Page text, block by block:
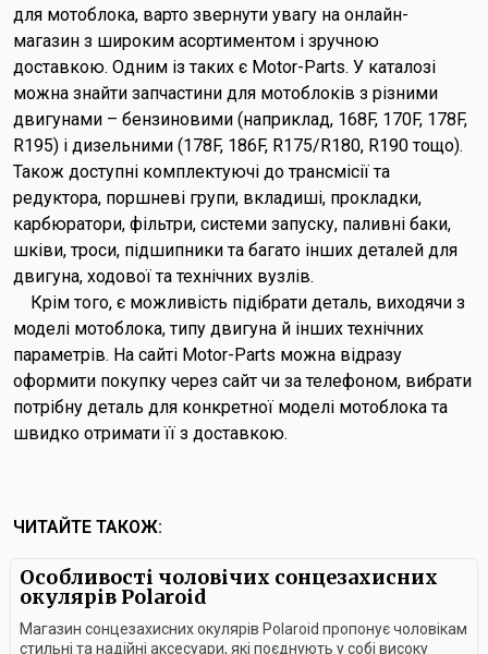
для мотоблока, варто звернути увагу на онлайн-
магазин з широким асортиментом і зручною
доставкою. Одним із таких є Motor-Parts. У каталозі
можна знайти запчастини для мотоблоків з різними
двигунами – бензиновими (наприклад, 168F, 170F, 178F,
R195) і дизельними (178F, 186F, R175/R180, R190 тощо).
Також доступні комплектуючі до трансмісії та
редуктора, поршневі групи, вкладиші, прокладки,
карбюратори, фільтри, системи запуску, паливні баки,
шківи, троси, підшипники та багато інших деталей для
двигуна, ходової та технічних вузлів.
Крім того, є можливість підібрати деталь, виходячи з
моделі мотоблока, типу двигуна й інших технічних
параметрів. На сайті Motor-Parts можна відразу
оформити покупку через сайт чи за телефоном, вибрати
потрібну деталь для конкретної моделі мотоблока та
швидко отримати її з доставкою.
ЧИТАЙТЕ ТАКОЖ:
Особливості чоловічих сонцезахисних
окулярів Polaroid
Магазин сонцезахисних окулярів Polaroid пропонує чоловікам
стильні та надійні аксесуари, які поєднують у собі високу